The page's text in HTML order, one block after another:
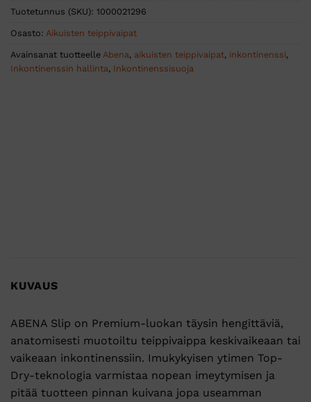
Tuotetunnus (SKU): 1000021296
Osasto: Aikuisten teippivaipat
Avainsanat tuotteelle Abena, aikuisten teippivaipat, inkontinenssi,
Inkontinenssin hallinta, Inkontinenssisuoja
KUVAUS
ABENA Slip on Premium-luokan täysin hengittäviä,
anatomisesti muotoiltu teippivaippa keskivaikeaan tai
vaikeaan inkontinenssiin. Imukykyisen ytimen Top-
Dry-teknologia varmistaa nopean imeytymisen ja
pitää tuotteen pinnan kuivana jopa useamman